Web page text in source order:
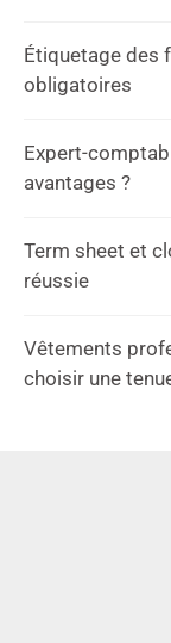
Étiquetage des
obligatoires
Expert-
avantages ?
Term sheet et
réussie
Vêtements
choisir une